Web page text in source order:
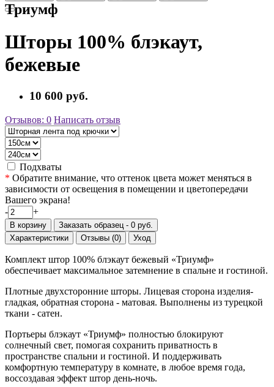
Триумф
Шторы 100% блэкаут,
бежевые
10 600 руб.
Отзывов: 0 Написать отзыв
Подхваты
* Обратите внимание, что оттенок цвета может меняться в
зависимости от освещения в помещении и цветопередачи
Вашего экрана!
-
+
В корзину
Заказать образец - 0 руб.
Характеристики
Отзывы (0) Уход
Комплект штор 100% блэкаут бежевый «Триумф»
обеспечивает максимальное затемнение в спальне и гостиной.
Плотные двухсторонние шторы. Лицевая сторона изделия-
гладкая, обратная сторона - матовая. Выполнены из турецкой
ткани - сатен.
Портьеры блэкаут «Триумф» полностью блокируют
солнечный свет, помогая сохранить приватность в
пространстве спальни и гостиной. И поддерживать
комфортную температуру в комнате, в любое время года,
воссоздавая эффект штор день-ночь.